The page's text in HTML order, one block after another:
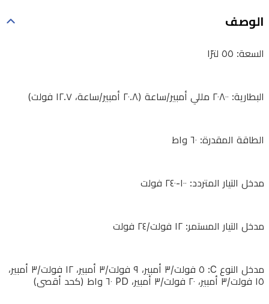
واط
التيار
المستمر:
فولت/
٢٤
الوصف
السعة: ٥٥ لترًا
البطارية: ٢٠٨٠٠ مللي أمبير/ساعة (٢٠.٨ أمبير/ساعة، ١٢.٧ فولت)
الطاقة المقدرة: ٦٠ واط
مدخل التيار المتردد: ١٠٠-٢٤٠ فولت
مدخل التيار المستمر: ١٢ فولت/٢٤ فولت
مدخل النوع C: ٥ فولت/٣ أمبير، ٩ فولت/٣ أمبير، ١٢ فولت/٣ أمبير،
١٥ فولت/٣ أمبير، ٢٠ فولت/٣ أمبير، PD ٦٠ واط (كحد أقصى)